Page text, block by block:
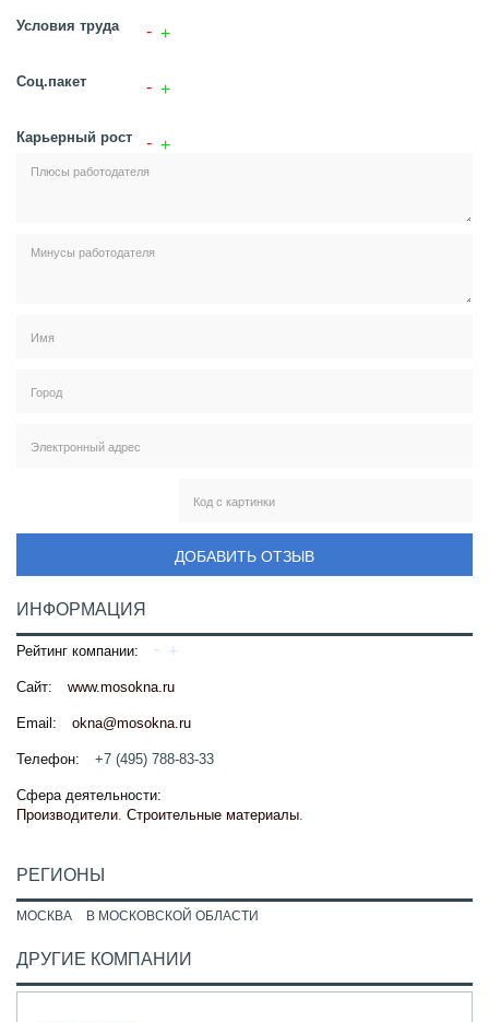
Условия труда
Соц.пакет
Карьерный рост
ДОБАВИТЬ ОТЗЫВ
ИНФОРМАЦИЯ
Рейтинг компании:
Сайт: www.mosokna.ru
Email: okna@mosokna.ru
Телефон: +7 (495) 788-83-33
Сфера деятельности:
Производители. Строительные материалы.
РЕГИОНЫ
МОСКВА В МОСКОВСКОЙ ОБЛАСТИ
ДРУГИЕ КОМПАНИИ